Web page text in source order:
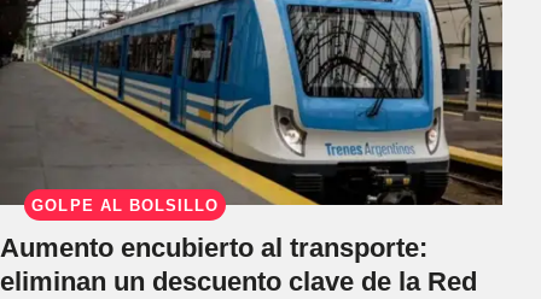
GOLPE AL BOLSILLO
Aumento encubierto al transporte:
eliminan un descuento clave de la Red